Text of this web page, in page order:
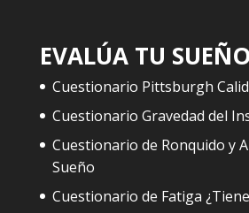
EVALÚA TU SUEÑO
Cuestionario Pittsburgh
Cuestionario Gravedad del
Cuestionario de Ronquido y
Sueño
Cuestionario de Fatiga